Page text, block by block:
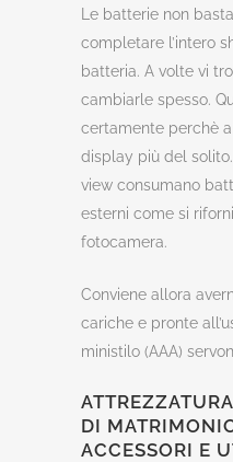
Le batterie non
completare l’intero
batteria. A volte vi
cambiarle spesso.
certamente perchè
display più del
view consumano
esterni come si
fotocamera.
Conviene allora
cariche e pronte
ministilo (AAA)
DI
ACCESSORI E